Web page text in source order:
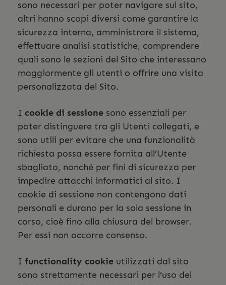
sono necessari per poter navigare sul sito,
altri hanno scopi diversi come garantire la
sicurezza interna, amministrare il sistema,
effettuare analisi statistiche, comprendere
quali sono le sezioni del Sito che interessano
maggiormente gli utenti o offrire una visita
personalizzata del Sito.
I cookie di sessione sono essenziali per
poter distinguere tra gli Utenti collegati, e
sono utili per evitare che una funzionalità
richiesta possa essere fornita all’Utente
sbagliato, nonché per fini di sicurezza per
impedire attacchi informatici al sito. I
cookie di sessione non contengono dati
personali e durano per la sola sessione in
corso, cioè fino alla chiusura del browser.
Per essi non occorre consenso.
I functionality cookie utilizzati dal sito
sono strettamente necessari per l’uso del